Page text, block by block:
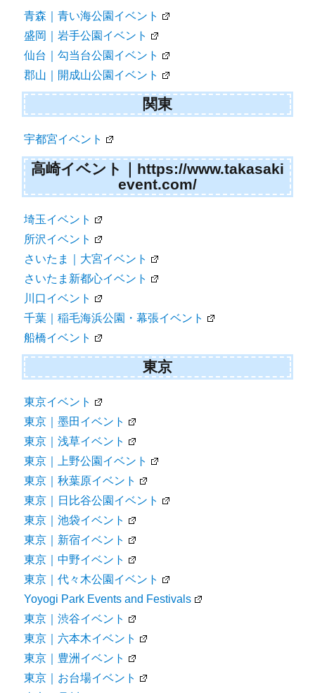
青森｜青い海公園イベント
盛岡｜岩手公園イベント
仙台｜勾当台公園イベント
郡山｜開成山公園イベント
関東
宇都宮イベント
高崎イベント｜https://www.takasaki
event.com/
埼玉イベント
所沢イベント
さいたま｜大宮イベント
さいたま新都心イベント
川口イベント
千葉｜稲毛海浜公園・幕張イベント
船橋イベント
東京
東京イベント
東京｜墨田イベント
東京｜浅草イベント
東京｜上野公園イベント
東京｜秋葉原イベント
東京｜日比谷公園イベント
東京｜池袋イベント
東京｜新宿イベント
東京｜中野イベント
東京｜代々木公園イベント
Yoyogi Park Events and Festivals
東京｜渋谷イベント
東京｜六本木イベント
東京｜豊洲イベント
東京｜お台場イベント